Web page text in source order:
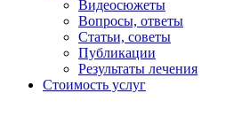
Видеосюжеты
Вопросы, ответы
Статьи, советы
Публикации
Результаты лечения
Стоимость услуг